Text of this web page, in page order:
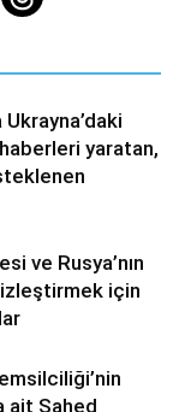
yaratan,
ve Rusya’nın
için
ait Şahed